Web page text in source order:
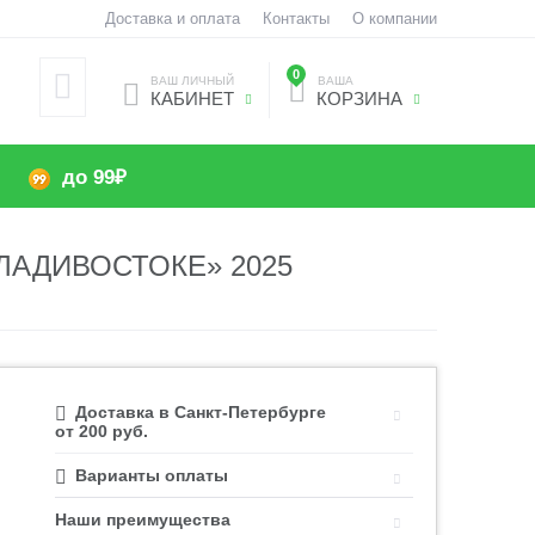
Доставка и оплата Контакты О компании
0 ВАША
КОРЗИНА
ВАШ ЛИЧНЫЙ
КАБИНЕТ
до 99₽
2025
Доставка в Санкт-Петербурге
от 200 руб.
Варианты оплаты
Наши преимущества